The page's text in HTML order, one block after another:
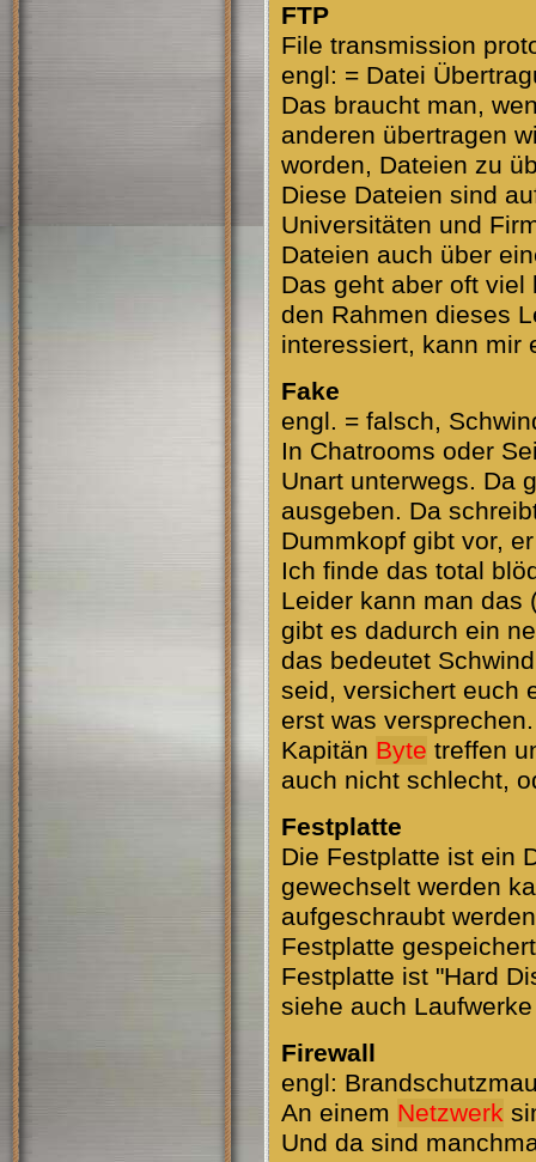
FTP
File transmission
engl: = Datei
Das braucht man,
anderen übertragen
worden, Dateien zu
Diese Dateien sind
Universitäten und
Dateien auch über
Das geht aber oft viel
den Rahmen dieses
interessiert, kann mir
Fake
engl. = falsch,
In Chatrooms oder
Unart unterwegs. Da
ausgeben. Da
Dummkopf gibt vor,
Ich finde das total
Leider kann man das
gibt es dadurch ein
das bedeutet
seid, versichert euch
erst was
Kapitän Byte treffen
auch nicht schlecht,
Festplatte
Die Festplatte ist ein
gewechselt werden
aufgeschraubt
Festplatte
Festplatte ist "Hard
siehe auch Laufwerke
Firewall
engl:
An einem Netzwerk
Und da sind